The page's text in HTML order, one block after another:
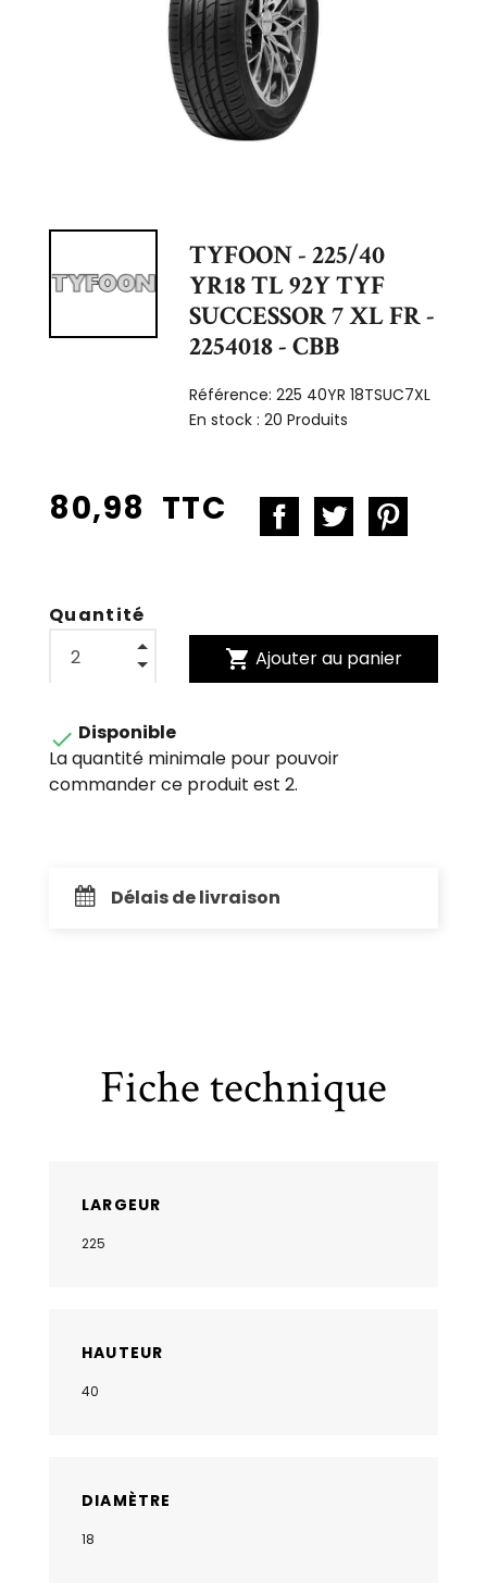
TYFOON - 225/40
YR18 TL 92Y TYF
SUCCESSOR 7 XL FR -
2254018 - CBB
Référence:225 40YR 18TSUC7XL
En stock :20 Produits
80,98 TTC
Quantité
shopping_cart Ajouter au panier
 Disponible
La quantité minimale pour pouvoir
commander ce produit est 2.
Délais de livraison
Fiche technique
LARGEUR
225
HAUTEUR
40
DIAMÈTRE
18